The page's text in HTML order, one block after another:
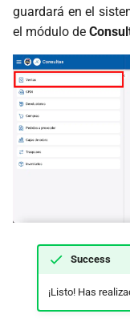
guardará en el
el módulo de
Success
¡Listo! Has